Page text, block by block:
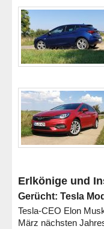
Erlkönige und
Gerücht: Tesla
Tesla-CEO Elon
März nächsten